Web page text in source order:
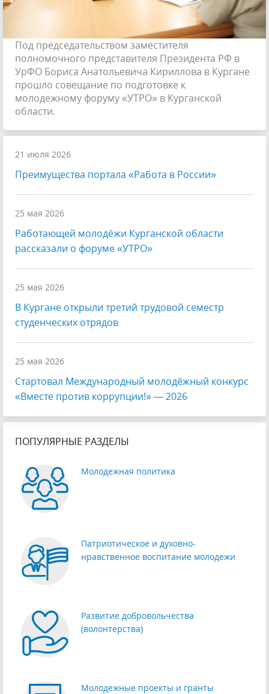
Под председательством заместителя
полномочного представителя Президента РФ в
УрФО Бориса Анатольевича Кириллова в Кургане
прошло совещание по подготовке к
молодежному форуму «УТРО» в Курганской
области.
21 июля 2026
Преимущества портала «Работа в России»
25 мая 2026
Работающей молодёжи Курганской области
рассказали о форуме «УТРО»
25 мая 2026
В Кургане открыли третий трудовой семестр
студенческих отрядов
25 мая 2026
Стартовал Международный молодёжный конкурс
«Вместе против коррупции!» — 2026
ПОПУЛЯРНЫЕ РАЗДЕЛЫ
Молодежная политика
Патриотическое и духовно-
нравственное воспитание молодежи
Развитие добровольчества
(волонтерства)
Молодежные проекты и гранты